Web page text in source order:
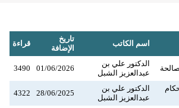
اسم الكاتب
تاريخ
الإضافة
قراءة
الدكتور علي بن
عبدالعزيز الشبل
01/06/2026
3490
الدكتور علي بن
عبدالعزيز الشبل
28/06/2025
4322